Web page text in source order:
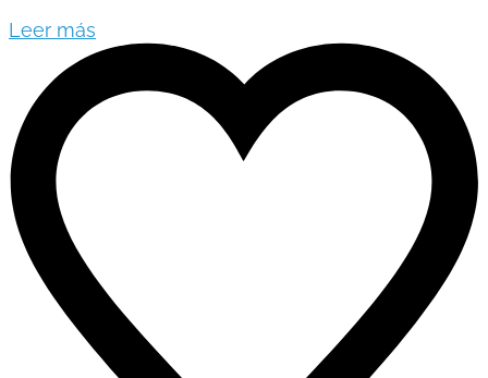
Leer más